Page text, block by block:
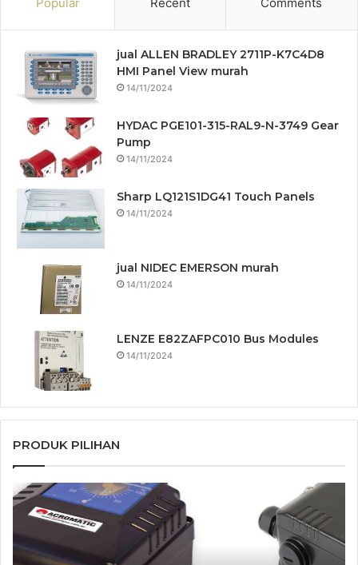
jual ALLEN BRADLEY 2711P-K7C4D8
HMI Panel View murah
14/11/2024
HYDAC PGE101-315-RAL9-N-3749 Gear
Pump
14/11/2024
Sharp LQ121S1DG41 Touch Panels
14/11/2024
jual NIDEC EMERSON murah
14/11/2024
LENZE E82ZAFPC010 Bus Modules
14/11/2024
PRODUK PILIHAN
jual
Power
Genex
RSS2R
Smart